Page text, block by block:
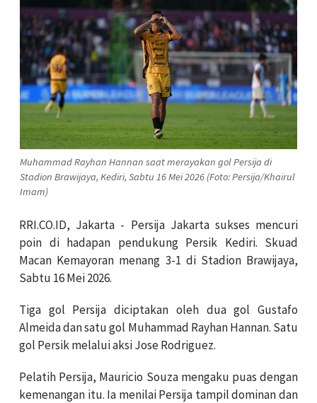
Muhammad Rayhan Hannan saat merayakan gol Persija di
Stadion Brawijaya, Kediri, Sabtu 16 Mei 2026 (Foto: Persija/Khairul
Imam)
RRI.CO.ID, Jakarta - Persija Jakarta sukses mencuri
poin di hadapan pendukung Persik Kediri. Skuad
Macan Kemayoran menang 3-1 di Stadion Brawijaya,
Sabtu 16 Mei 2026.
Tiga gol Persija diciptakan oleh dua gol Gustafo
Almeida dan satu gol Muhammad Rayhan Hannan. Satu
gol Persik melalui aksi Jose Rodriguez.
Pelatih Persija, Mauricio Souza mengaku puas dengan
kemenangan itu. Ia menilai Persija tampil dominan dan